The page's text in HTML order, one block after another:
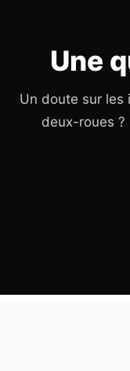
Une
Un doute sur les
deux-roues ?